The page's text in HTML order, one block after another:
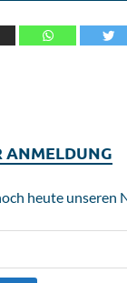
ANMELDUNG
heute unseren